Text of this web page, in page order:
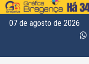
07 de agosto de 2026